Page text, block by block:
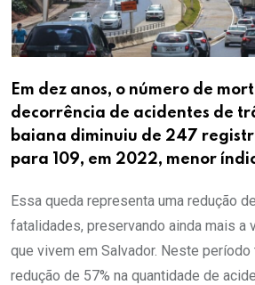
Em dez anos, o número de
decorrência de acidentes de
baiana diminuiu de 247
para 109, em 2022, menor
Essa queda representa uma redução
fatalidades, preservando ainda mais a
que vivem em Salvador. Neste período
redução de 57% na quantidade de